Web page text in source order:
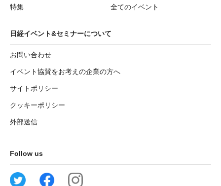
特集
全てのイベント
日経イベント&セミナーについて
お問い合わせ
イベント協賛をお考えの企業の方へ
サイトポリシー
クッキーポリシー
外部送信
Follow us